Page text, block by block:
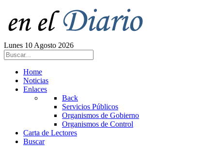
Lunes 10 Agosto 2026
Home
Noticias
Enlaces
Back
Servicios Públicos
Organismos de Gobierno
Organismos de Control
Carta de Lectores
Buscar